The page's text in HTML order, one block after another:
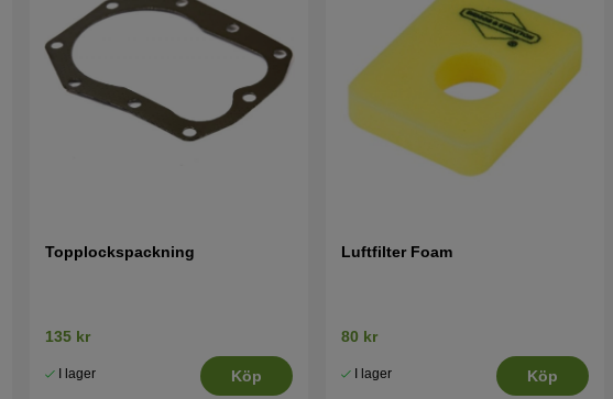
Topplockspackning
135 kr
I lager Köp
Luftfilter Foam
80 kr
I lager Köp